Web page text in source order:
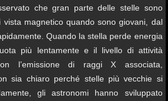
che gran parte delle stelle sono
magnetico quando sono giovani, dal
Quando la stella perde energia
più lentamente e il livello di attività
l’emissione di raggi X associata,
sia chiaro perché stelle più vecchie si
gli astronomi hanno sviluppato